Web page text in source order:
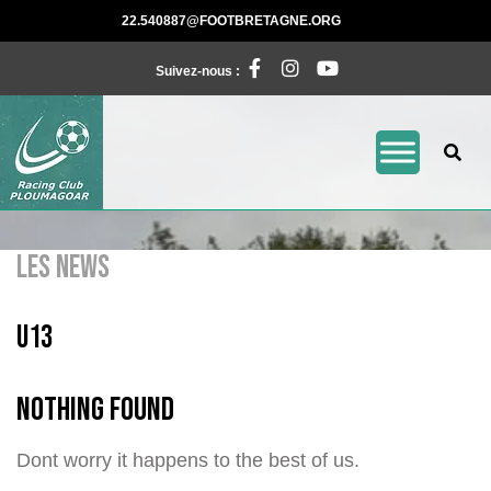
to
22.540887@FOOTBRETAGNE.ORG
Suivez-nous :
FacebookInstagramPinterest
LES NEWS
U13
Nothing Found
Dont worry it happens to the best of us.